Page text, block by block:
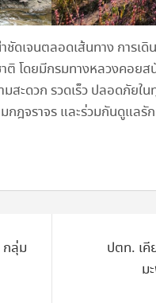
ดเจนตลอดเส้นทาง การเ
ติ โดยมีกรมทางหลวงคอย
สะดวก รวดเร็ว ปลอดภัยใ
ฎจราจร และร่วมกันดูแลรั
กลุ่ม
ปตท. เคี
ม